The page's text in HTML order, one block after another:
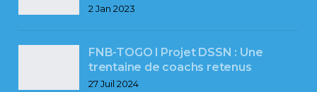
2 Jan 2023
FNB-TOGO l Projet DSSN : Une
trentaine de coachs retenus
27 Juil 2024